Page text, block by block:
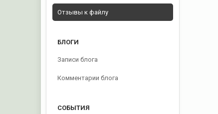
Отзывы к файлу
БЛОГИ
Записи блога
Комментарии блога
СОБЫТИЯ